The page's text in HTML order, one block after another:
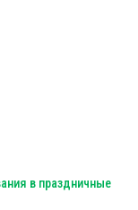
в праздничные